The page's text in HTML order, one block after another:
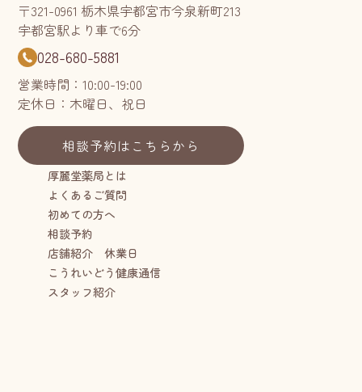
〒321-0961 栃木県宇都宮市今泉新町213
宇都宮駅より車で6分
028-680-5881
営業時間：10:00-19:00
定休日：木曜日、祝日
相談予約はこちらから
厚麗堂薬局とは
よくあるご質問
初めての方へ
相談予約
店舗紹介 休業日
こうれいどう健康通信
スタッフ紹介